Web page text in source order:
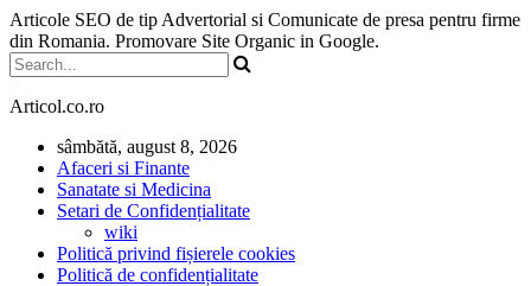
Articole SEO de tip Advertorial si Comunicate de presa pentru firme
din Romania. Promovare Site Organic in Google.
Articol.co.ro
sâmbătă, august 8, 2026
Afaceri si Finante
Sanatate si Medicina
Setari de Confidențialitate
wiki
Politică privind fișierele cookies
Politică de confidențialitate